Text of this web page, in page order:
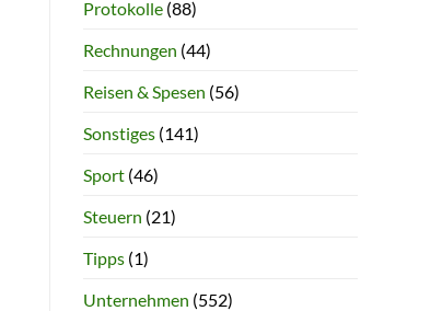
Protokolle(88)
Rechnungen (44)
Reisen & Spesen (56)
Sonstiges(141)
Sport(46)
Steuern (21)
Tipps(1)
Unternehmen (552)